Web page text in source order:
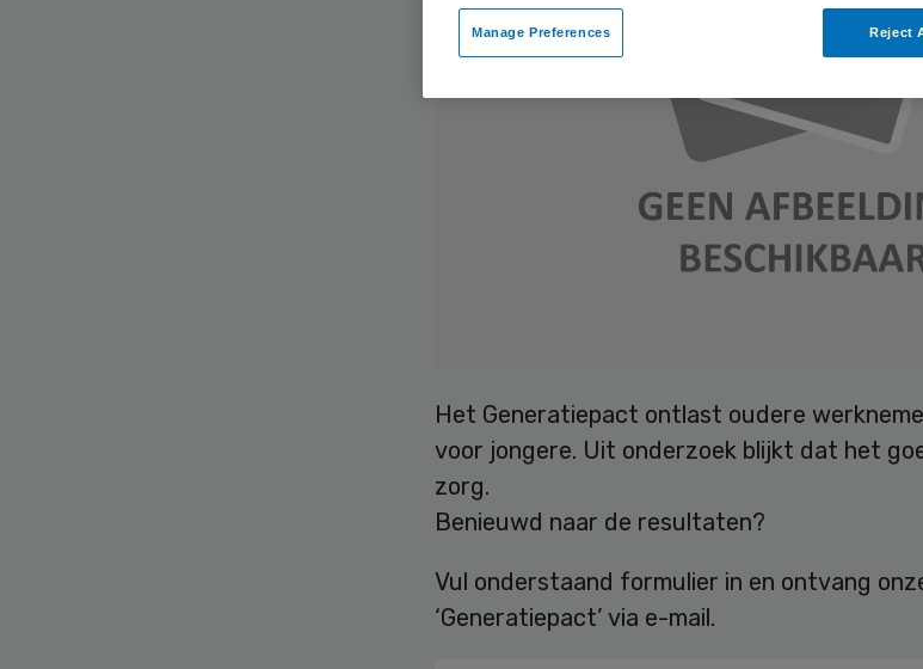
Het Generatiepact ontlast oudere
voor jongere. Uit onderzoek blijkt dat het
zorg.
Benieuwd naar de resultaten?
Vul onderstaand formulier in en ontvang
‘Generatiepact’ via e-mail.
Manage Preferences Reject